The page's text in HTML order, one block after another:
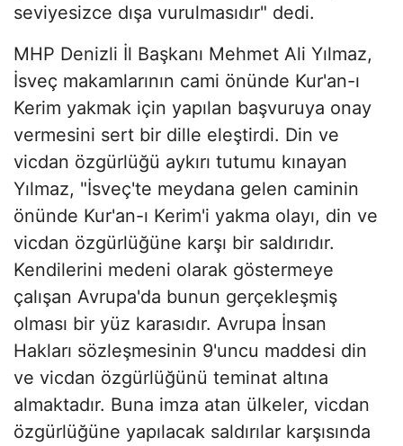
seviyesizce dışa vurulmasıdır" dedi.
MHP Denizli İl Başkanı Mehmet Ali Yılmaz,
İsveç makamlarının cami önünde Kur'an-ı
Kerim yakmak için yapılan başvuruya onay
vermesini sert bir dille eleştirdi. Din ve
vicdan özgürlüğü aykırı tutumu kınayan
Yılmaz, "İsveç'te meydana gelen caminin
önünde Kur'an-ı Kerim'i yakma olayı, din ve
vicdan özgürlüğüne karşı bir saldırıdır.
Kendilerini medeni olarak göstermeye
çalışan Avrupa'da bunun gerçekleşmiş
olması bir yüz karasıdır. Avrupa İnsan
Hakları sözleşmesinin 9'uncu maddesi din
ve vicdan özgürlüğünü teminat altına
almaktadır. Buna imza atan ülkeler, vicdan
özgürlüğüne yapılacak saldırılar karşısında